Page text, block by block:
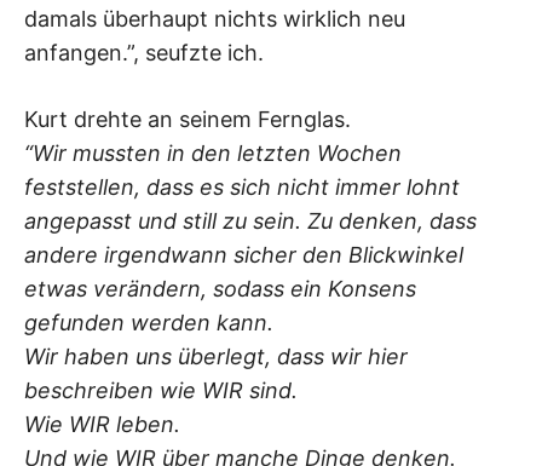
damals überhaupt nichts wirklich neu
anfangen.”, seufzte ich.
Kurt drehte an seinem Fernglas.
“Wir mussten in den letzten Wochen
feststellen, dass es sich nicht immer lohnt
angepasst und still zu sein. Zu denken, dass
andere irgendwann sicher den Blickwinkel
etwas verändern, sodass ein Konsens
gefunden werden kann.
Wir haben uns überlegt, dass wir hier
beschreiben wie WIR sind.
Wie WIR leben.
Und wie WIR über manche Dinge denken.